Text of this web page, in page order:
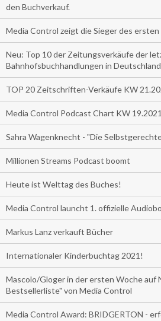
den Buchverkauf.
Media Control zeigt die Sieger des
Neu: Top 10 der Zeitungsverkäufe der
Bahnhofsbuchhandlungen in Deutschland
TOP 20 Zeitschriften-Verkäufe KW
Media Control Podcast Chart KW 19.2021
Sahra Wagenknecht - "Die
Millionen Streams Podcast boomt
Heute ist Welttag des Buches!
Media Control launcht 1. offizielle
Markus Lanz verkauft Bücher
Internationaler Kinderbuchtag 2021!
Mascolo/Gloger in der ersten Woche auf
Bestsellerliste" von Media Control
Media Control Award: BRIDGERTON -